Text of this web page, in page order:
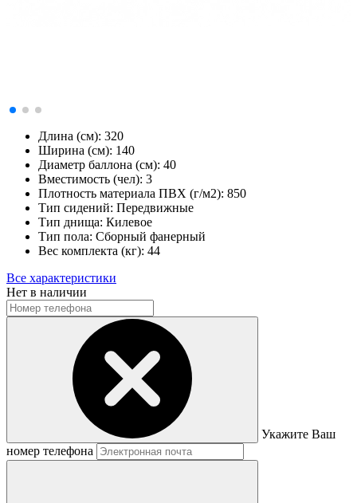
Длина (см): 320
Ширина (см): 140
Диаметр баллона (см): 40
Вместимость (чел): 3
Плотность материала ПВХ (г/м2): 850
Тип сидений: Передвижные
Тип днища: Килевое
Тип пола: Сборный фанерный
Вес комплекта (кг): 44
Все характеристики
Нет в наличии
Укажите Ваш
номер телефона